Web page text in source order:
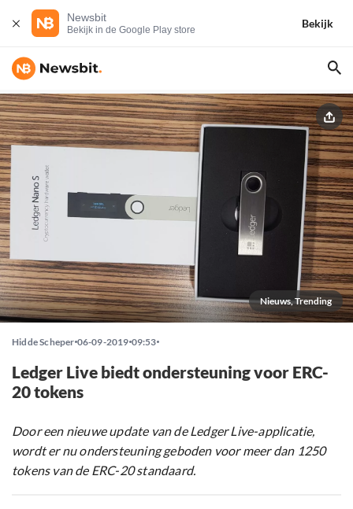
Newsbit
Bekijk in de Google Play store
Bekijk
Nieuws, Trending
Hidde Scheper 06-09-2019 09:53
Ledger Live biedt ondersteuning voor ERC-
20 tokens
Door een nieuwe update van de Ledger Live-applicatie,
wordt er nu ondersteuning geboden voor meer dan 1250
tokens van de ERC-20 standaard.